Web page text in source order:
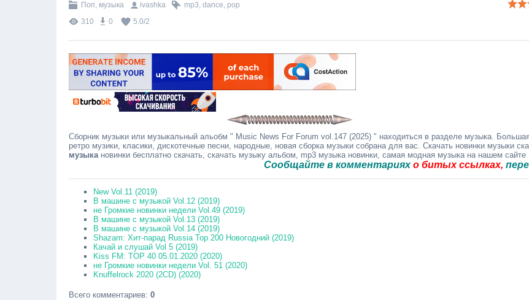
Поп, музыка ivashka mp3, dance, pop
310
0 5.0/2
Сборник музыки или музыкальный альобм " Music News For Forum vol.147 (2025) " находиться в разделе музыка.
ретро музики, класики, дискотечные песни, народные, новая сборка музыки собрана для вас. Скачать новинки музыки
музыкановинки бесплатно скачать, скачать музыку альбом, mp3 музыка новинки, самая модная музыка на нашем сайте
Сообщайте в комментарияхо битых ссылках,перезальём
New Vol.11 (2019)
В машине с музыкой Vol.12 (2019)
не Громкие новинки недели Vol.49 (2019)
В машине с музыкой Vol.13 (2019)
В машине с музыкой Vol.14 (2019)
Shazam: Хит-парад Russia Top 200 Новогодний (2019)
Качай и слушай Vol 5 (2019)
Kiss FM: TOP 40 05.01.2020 (2020)
не Громкие новинки недели Vol. 51 (2020)
Knuffelrock 2020 (2CD) (2020)
Всего комментариев: 0